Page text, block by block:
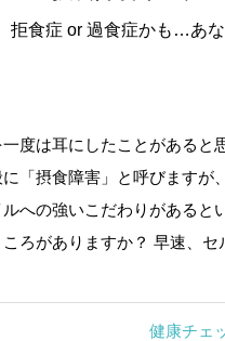
拒食症 or 過食症かも…あ
度は耳にしたことがある
「摂食障害」と呼びます
への強いこだわりがある
ろがありますか？ 早速、セ
健康チェ